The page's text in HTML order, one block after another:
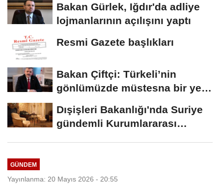
Bakan Gürlek, Iğdır'da adliye
lojmanlarının açılışını yaptı
Resmi Gazete başlıkları
Bakan Çiftçi: Türkeli’nin
gönlümüzde müstesna bir yeri
Dışişleri Bakanlığı'nda Suriye
gündemli Kurumlararası
GÜNDEM
Yayınlanma: 20 Mayıs 2026 - 20:55